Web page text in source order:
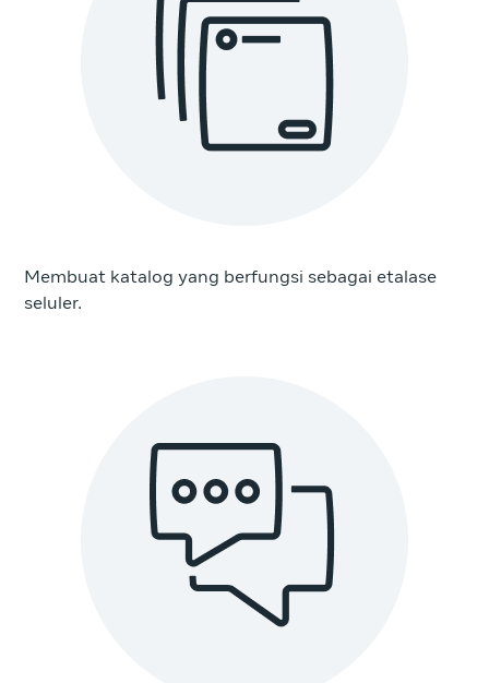
Membuat katalog yang berfungsi sebagai etalase
seluler.